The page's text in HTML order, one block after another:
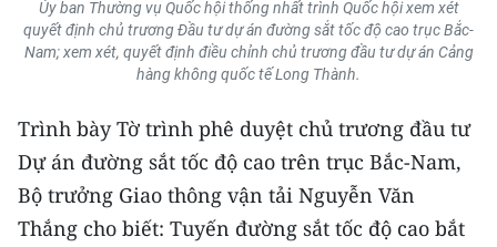
Ủy ban Thường vụ Quốc hội thống nhất trình Quốc hội xem xét
quyết định chủ trương Đầu tư dự án đường sắt tốc độ cao trục Bắc-
Nam; xem xét, quyết định điều chỉnh chủ trương đầu tư dự án Cảng
hàng không quốc tế Long Thành.
Trình bày Tờ trình phê duyệt chủ trương đầu tư
Dự án đường sắt tốc độ cao trên trục Bắc-Nam,
Bộ trưởng Giao thông vận tải Nguyễn Văn
Thắng cho biết: Tuyến đường sắt tốc độ cao bắt